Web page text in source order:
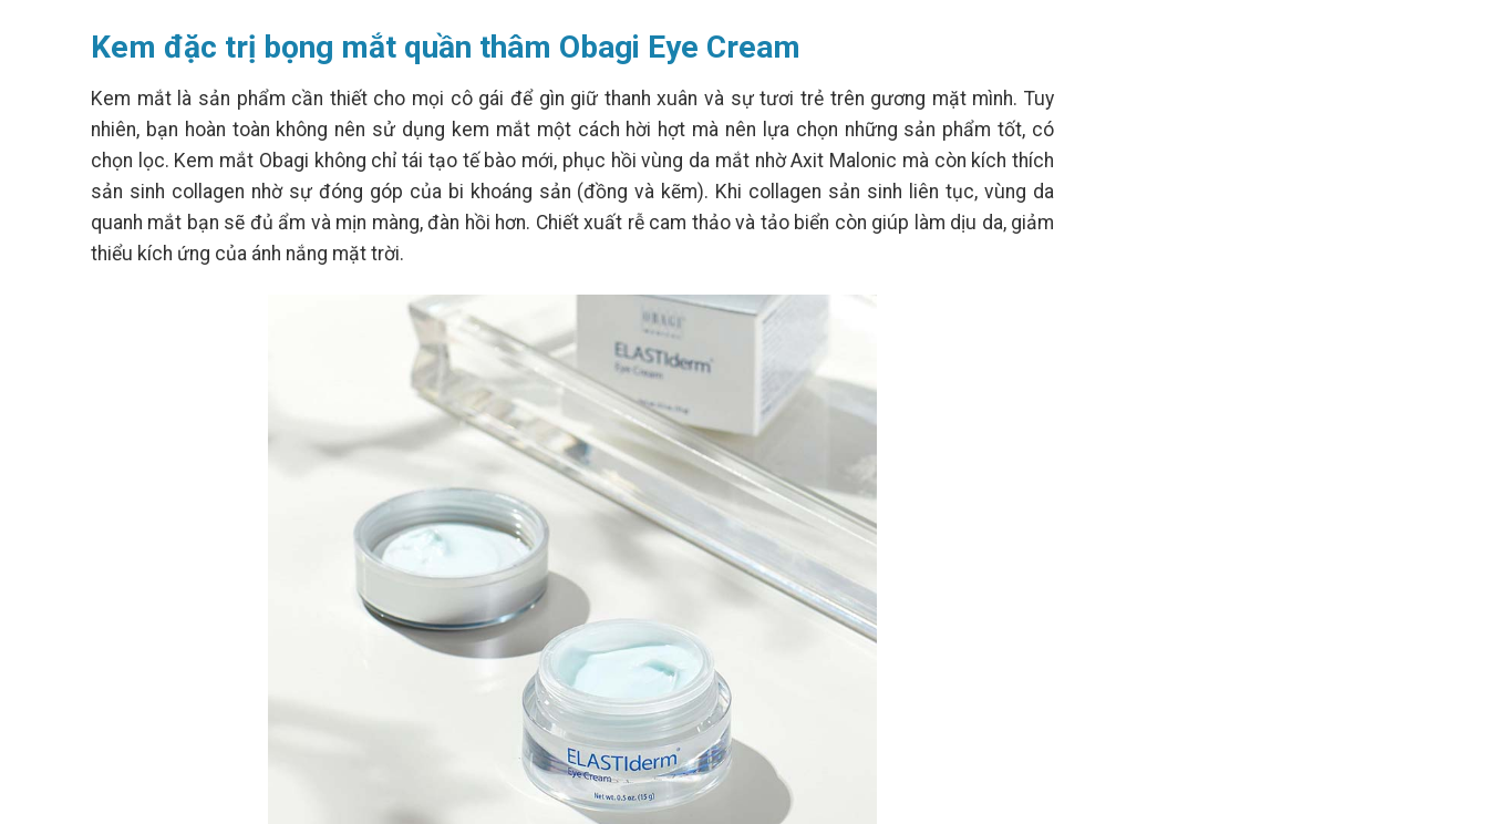
2.295.000 ₫. 2.295.000 ₫.
Kem đặc trị bọng mắt quần thâm Obagi Eye Cream
Kem mắt là sản phẩm cần thiết cho mọi cô gái để gìn giữ thanh xuân và sự tươi trẻ trên gương mặt mình. Tuy
nhiên, bạn hoàn toàn không nên sử dụng kem mắt một cách hời hợt mà nên lựa chọn những sản phẩm tốt, có
chọn lọc. Kem mắt Obagi không chỉ tái tạo tế bào mới, phục hồi vùng da mắt nhờ Axit Malonic mà còn kích thích
sản sinh collagen nhờ sự đóng góp của bi khoáng sản (đồng và kẽm). Khi collagen sản sinh liên tục, vùng da
quanh mắt bạn sẽ đủ ẩm và mịn màng, đàn hồi hơn. Chiết xuất rễ cam thảo và tảo biển còn giúp làm dịu da, giảm
thiểu kích ứng của ánh nắng mặt trời.